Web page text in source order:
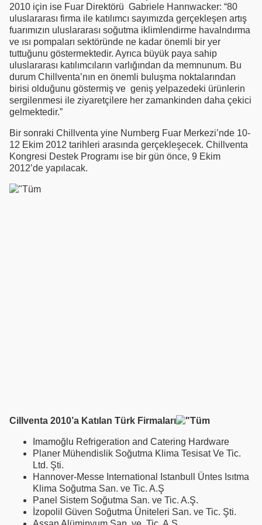
2010 için ise Fuar Direktörü Gabriele Hannwacker: “80
uluslararası firma ile katılımcı sayımızda gerçekleşen artış
fuarımızın uluslararası soğutma iklimlendirme havalndırma
ve ısı pompaları sektöründe ne kadar önemli bir yer
tuttuğunu göstermektedir. Ayrıca büyük paya sahip
uluslararası katılımcıların varlığından da memnunum. Bu
durum Chillventa’nın en önemli buluşma noktalarından
birisi olduğunu göstermiş ve geniş yelpazedeki ürünlerin
sergilenmesi ile ziyaretçilere her zamankinden daha çekici
gelmektedir.”
Bir sonraki Chillventa yine Nurnberg Fuar Merkezi’nde 10-
12 Ekim 2012 tarihleri arasında gerçekleşecek. Chillventa
Kongresi Destek Programı ise bir gün önce, 9 Ekim
2012’de yapılacak.
Cillventa 2010’a Katılan Türk Firmaları
Imamoğlu Refrigeration and Catering Hardware
Planer Mühendislik Soğutma Klima Tesisat Ve Tic.
Ltd. Şti.
Hannover-Messe International Istanbull Üntes Isıtma
Klima Soğutma San. ve Tic. A.Ş
Panel Sistem Soğutma San. ve Tic. A.Ş.
İzopolil Güven Soğutma Üniteleri San. ve Tic. Şti.